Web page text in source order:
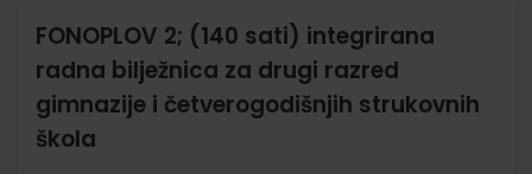
FONOPLOV 2; (140 sati) integrirana
radna bilježnica za drugi razred
gimnazije i četverogodišnjih strukovnih
škola